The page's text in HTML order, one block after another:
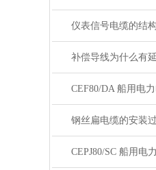
CEF80/DA 船用电
CEPJ80/SC 船用电